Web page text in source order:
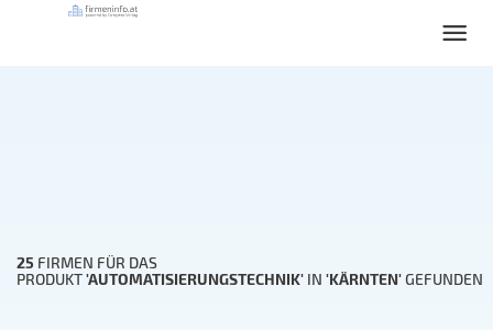
25 FIRMEN FÜR DAS
PRODUKT'AUTOMATISIERUNGSTECHNIK' IN 'KÄRNTEN'GEFUNDEN